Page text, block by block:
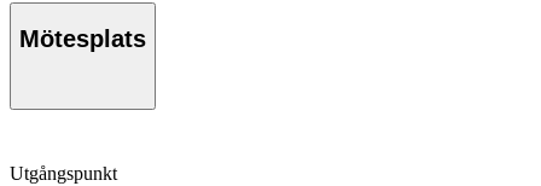
Mötesplats
Utgångspunkt